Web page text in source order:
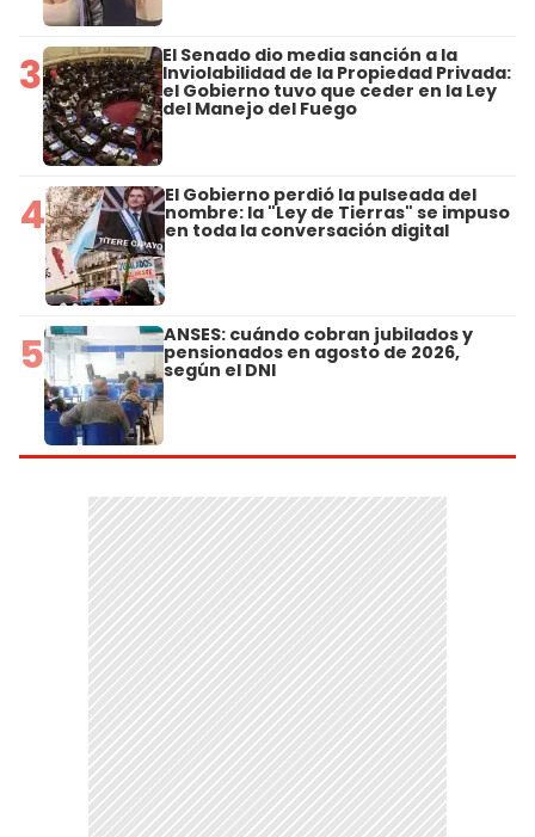
3 El Senado dio media sanción a la
Inviolabilidad de la Propiedad Privada:
el Gobierno tuvo que ceder en la Ley
del Manejo del Fuego
4 El Gobierno perdió la pulseada del
nombre: la "Ley de Tierras" se impuso
en toda la conversación digital
5 ANSES: cuándo cobran jubilados y
pensionados en agosto de 2026,
según el DNI